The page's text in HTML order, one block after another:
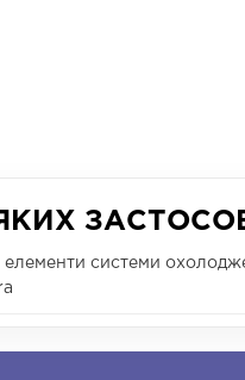
елементи системи